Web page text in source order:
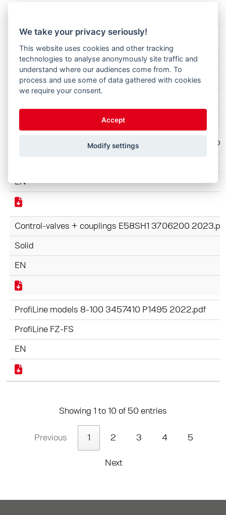
CompactLine FC+ E58FC+ 2025.pdf
CompactLine FC
Control-valves + couplings E58SH1 3706200
EN
Control-valves + couplings E58SH1 3706200
Solid
EN
ProfiLine models 8-100 3457410 P1495 2022.pdf
ProfiLine FZ-FS
EN
Showing 1 to 10 of 50 entries
Previous 1 2 3 4 5
Next
We take your privacy seriously!
This website uses cookies and other tracking
technologies to analyse anonymously site traffic and
understand where our audiences come from. To
process and use some of data gathered with cookies
we require your consent.
Accept
Modify settings